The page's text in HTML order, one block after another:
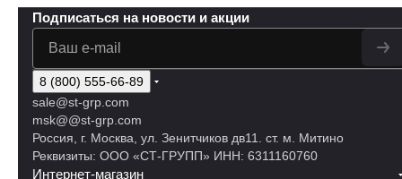
Подписаться на новости и акции
8 (800) 555-66-89
sale@st-grp.com
msk@@st-grp.com
Россия, г. Москва, ул. Зенитчиков дв11. ст. м. Митино
Реквизиты: ООО «СТ-ГРУПП» ИНН: 6311160760
Интернет-магазин